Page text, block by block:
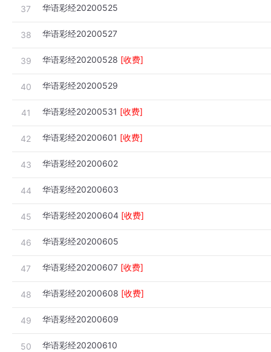
37 华语彩经20200525
38 华语彩经20200527
39 华语彩经20200528 [收费]
40 华语彩经20200529
41 华语彩经20200531 [收费]
42 华语彩经20200601 [收费]
43 华语彩经20200602
44 华语彩经20200603
45 华语彩经20200604 [收费]
46 华语彩经20200605
47 华语彩经20200607 [收费]
48 华语彩经20200608 [收费]
49 华语彩经20200609
50 华语彩经20200610